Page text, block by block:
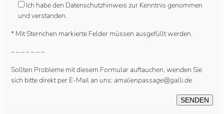
Ich habe den Datenschutzhinweis zur Kenntnis genommen
und verstanden.
* Mit Sternchen markierte Felder müssen ausgefüllt werden.
– – – – – – –
Sollten Probleme mit diesem Formular auftauchen, wenden Sie
sich bitte direkt per E-Mail an uns:amalienpassage@galli.de